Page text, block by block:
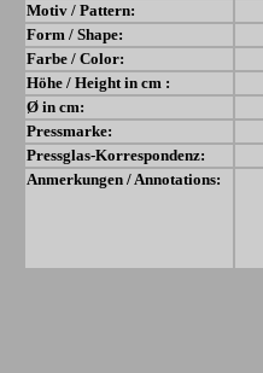
Motiv / Pattern:
Form / Shape:
Farbe / Color:
Höhe / Height in cm :
Ø in cm:
Pressmarke:
Pressglas-Korrespondenz:
Anmerkungen / Annotations: